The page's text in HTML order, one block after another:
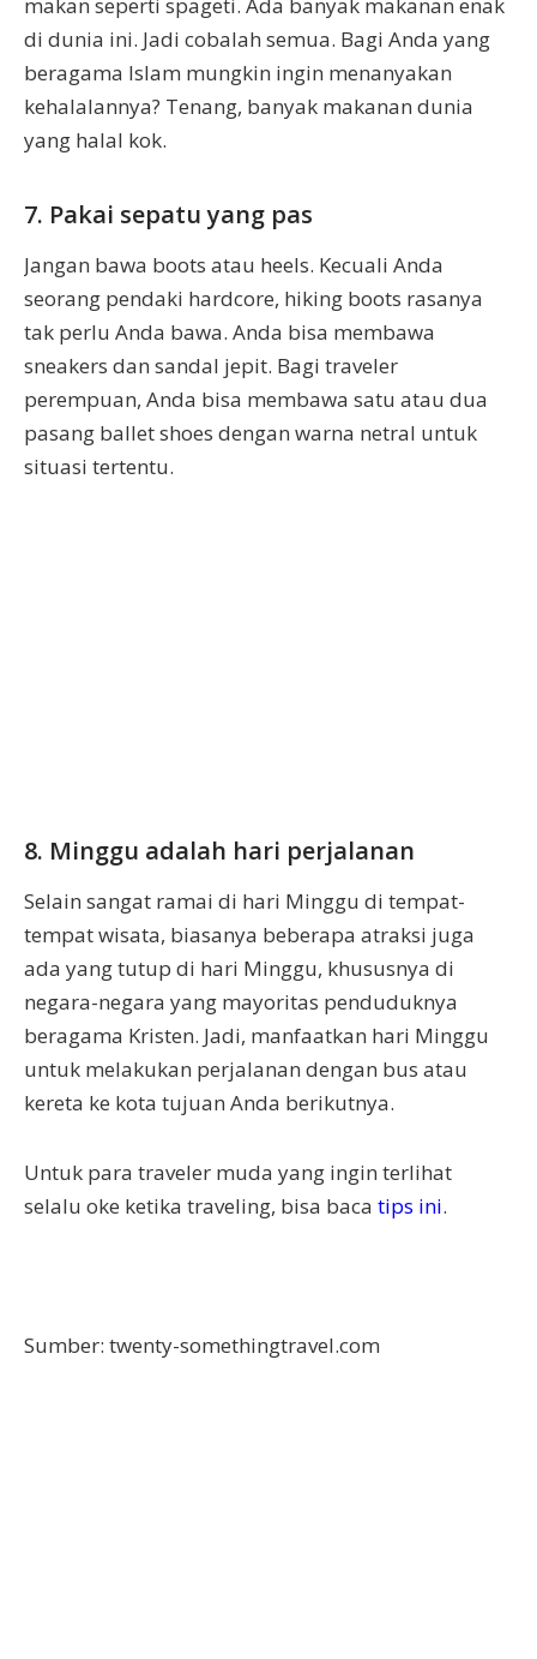
makan seperti spageti. Ada banyak makanan enak
di dunia ini. Jadi cobalah semua. Bagi Anda yang
beragama Islam mungkin ingin menanyakan
kehalalannya? Tenang, banyak makanan dunia
yang halal kok.
7. Pakai sepatu yang pas
Jangan bawa boots atau heels. Kecuali Anda
seorang pendaki hardcore, hiking boots rasanya
tak perlu Anda bawa. Anda bisa membawa
sneakers dan sandal jepit. Bagi traveler
perempuan, Anda bisa membawa satu atau dua
pasang ballet shoes dengan warna netral untuk
situasi tertentu.
8. Minggu adalah hari perjalanan
Selain sangat ramai di hari Minggu di tempat-
tempat wisata, biasanya beberapa atraksi juga
ada yang tutup di hari Minggu, khususnya di
negara-negara yang mayoritas penduduknya
beragama Kristen. Jadi, manfaatkan hari Minggu
untuk melakukan perjalanan dengan bus atau
kereta ke kota tujuan Anda berikutnya.
Untuk para traveler muda yang ingin terlihat
selalu oke ketika traveling, bisa baca tips ini.
Sumber: twenty-somethingtravel.com